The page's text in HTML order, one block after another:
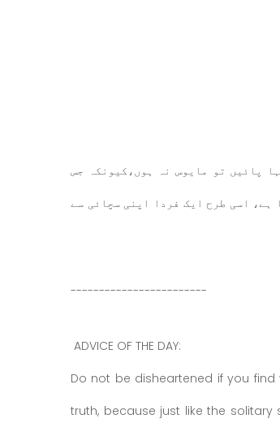
پائیں تو مایوس نہ ہوں،کیونکہ جس
ہے، اسی طرح ایک فردا اپنی سچائی سے
------------------------
ADVICE OF THE DAY:
Do not be disheartened if you
truth, because just like the